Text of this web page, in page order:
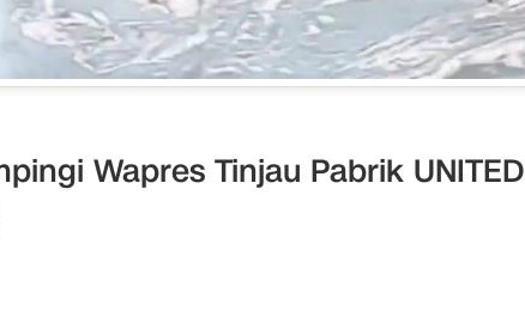
Wapres Tinjau Pabrik UNITED